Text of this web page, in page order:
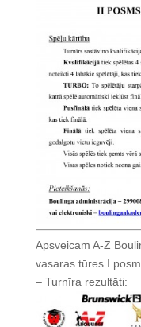
Apsveicam A-Z
vasaras tūres I
– Turnīra rezultāti: